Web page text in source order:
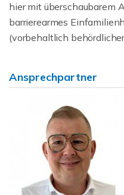
hier mit überschaubarem
barrierearmes
(vorbehaltlich
Ansprechpartner